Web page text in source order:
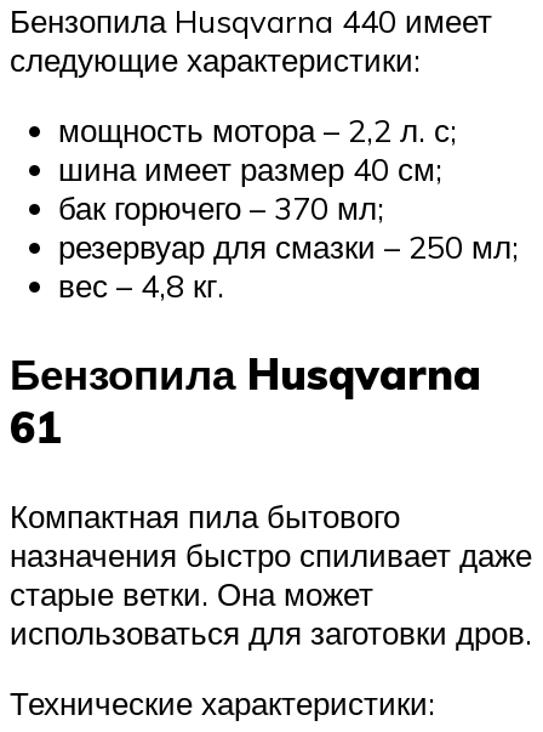
Бензопила Husqvarna 440 имеет
следующие характеристики:
мощность мотора – 2,2 л. с;
шина имеет размер 40 см;
бак горючего – 370 мл;
резервуар для смазки – 250 мл;
вес – 4,8 кг.
Бензопила Husqvarna
61
Компактная пила бытового
назначения быстро спиливает даже
старые ветки. Она может
использоваться для заготовки дров.
Технические характеристики: